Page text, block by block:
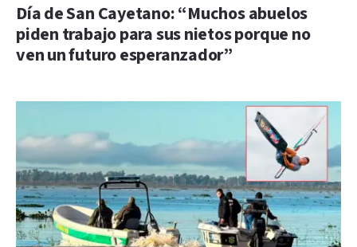
Día de San Cayetano: “Muchos abuelos
piden trabajo para sus nietos porque no
ven un futuro esperanzador”